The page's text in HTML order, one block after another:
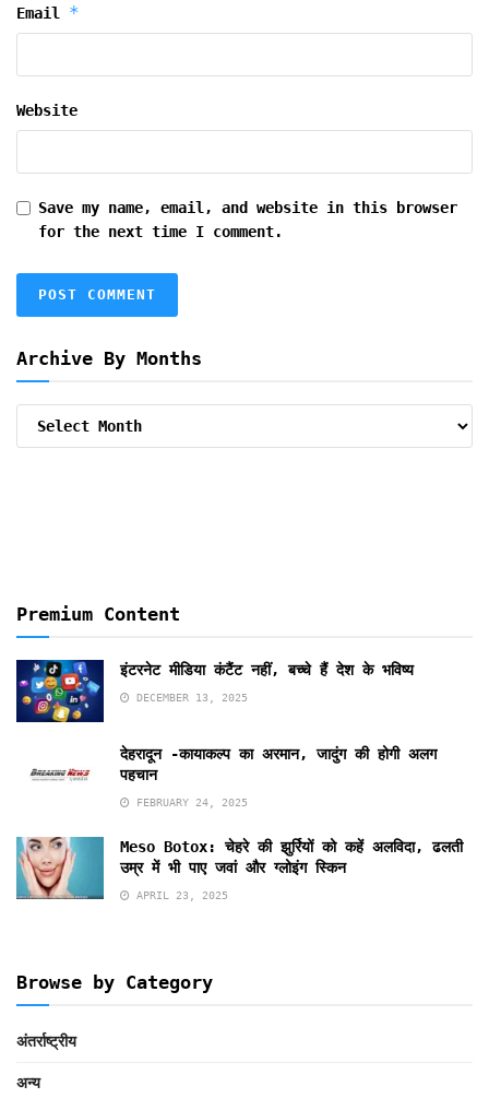
Email *
Website
Save my name, email, and website in this browser
for the next time I comment.
Archive By Months
Premium Content
इंटरनेट मीडिया कंटैंट नहीं, बच्चे हैं देश के भविष्य
DECEMBER 13, 2025
देहरादून -कायाकल्प का अरमान, जादुंग की होगी अलग
पहचान
FEBRUARY 24, 2025
Meso Botox: चेहरे की झुर्रियों को कहें अलविदा, ढलती
उम्र में भी पाए जवां और ग्लोइंग स्किन
APRIL 23, 2025
Browse by Category
अंतर्राष्ट्रीय
अन्य